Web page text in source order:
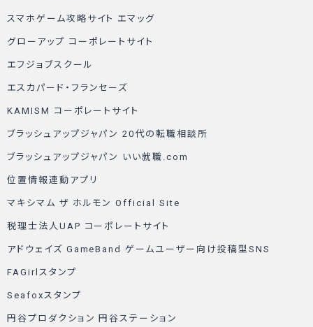
スマホゲーム攻略サイト エマッグ
グローアップ コーポレートサイト
エフジョブスクール
エスカパード・フランセーズ
KAMISM コーポレートサイト
ブラッシュアップジャパン 20代の転職相談所
ブラッシュアップジャパン いい就職.com
位置情報連動アプリ
マキシマム ザ ホルモン Official Site
税理士法人UAP コーポレートサイト
アドウェイズ GameBand ゲームユーザー向け投稿型SNS
FAGirlスタンプ
Seafoxスタンプ
円谷プロダクション 円谷ステーション